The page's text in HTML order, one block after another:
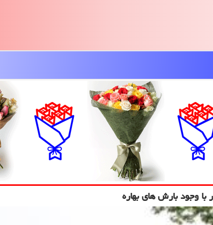
وجود بارش های بهاره